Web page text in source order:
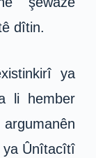
dîtin.
ya
li hember
ya Ûnîtacîtî